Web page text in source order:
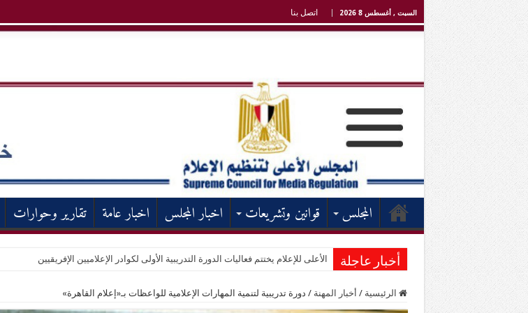
السبت , أغسطس 8 2026 اتصل بنا
المجلس قوانين وتشريعات اخبار المجلس اخبار عامة تقارير وحوارات
أخبار عاجلة الأعلى للإعلام يختتم فعاليات الدورة التدريبية الأولى لكوادر الإعلاميين الإفريقيين
الرئيسية / أخبار المهنة / دورة تدريبية لتنمية المهارات الإعلامية للواعظات بـ«إعلام القاهرة»